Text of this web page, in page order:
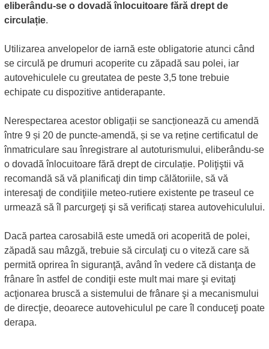
eliberându-se o dovadă înlocuitoare fără drept de
circulație.
Utilizarea anvelopelor de iarnă este obligatorie atunci când
se circulă pe drumuri acoperite cu zăpadă sau polei, iar
autovehiculele cu greutatea de peste 3,5 tone trebuie
echipate cu dispozitive antiderapante.
Nerespectarea acestor obligații se sancționează cu amendă
între 9 și 20 de puncte-amendă, și se va reține certificatul de
înmatriculare sau înregistrare al autoturismului, eliberându-se
o dovadă înlocuitoare fără drept de circulație. Poliţiştii vă
recomandă să vă planificaţi din timp călătoriile, să vă
interesaţi de condiţiile meteo-rutiere existente pe traseul ce
urmează să îl parcurgeţi şi să verificați starea autovehiculului.
Dacă partea carosabilă este umedă ori acoperită de polei,
zăpadă sau mâzgă, trebuie să circulaţi cu o viteză care să
permită oprirea în siguranţă, având în vedere că distanţa de
frânare în astfel de condiţii este mult mai mare şi evitaţi
acţionarea bruscă a sistemului de frânare şi a mecanismului
de direcţie, deoarece autovehiculul pe care îl conduceţi poate
derapa.